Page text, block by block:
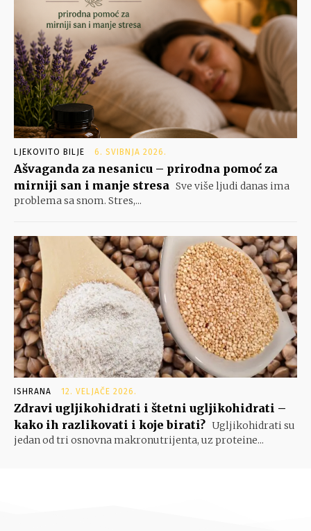
LJEKOVITO BILJE 6. SVIBNJA 2026.
Ašvaganda za nesanicu – prirodna pomoć za
mirniji san i manje stresa Sve više ljudi danas ima
problema sa snom. Stres,...
ISHRANA 12. VELJAČE 2026.
Zdravi ugljikohidrati i štetni ugljikohidrati –
kako ih razlikovati i koje birati? Ugljikohidrati su
jedan od tri osnovna makronutrijenta, uz proteine...